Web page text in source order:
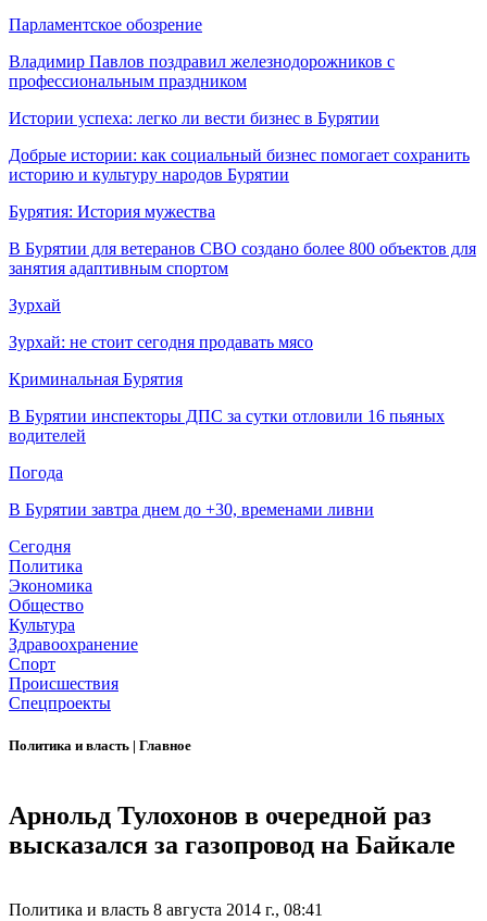
Парламентское обозрение
Владимир Павлов поздравил железнодорожников с
профессиональным праздником
Истории успеха: легко ли вести бизнес в Бурятии
Добрые истории: как социальный бизнес помогает сохранить
историю и культуру народов Бурятии
Бурятия: История мужества
В Бурятии для ветеранов СВО создано более 800 объектов для
занятия адаптивным спортом
Зурхай
Зурхай: не стоит сегодня продавать мясо
Криминальная Бурятия
В Бурятии инспекторы ДПС за сутки отловили 16 пьяных
водителей
Погода
В Бурятии завтра днем до +30, временами ливни
Сегодня
Политика
Экономика
Общество
Культура
Здравоохранение
Спорт
Происшествия
Спецпроекты
Политика и власть | Главное
Арнольд Тулохонов в очередной раз
высказался за газопровод на Байкале
Политика и власть 8 августа 2014 г., 08:41